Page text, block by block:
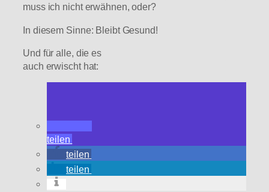
muss ich nicht erwähnen, oder?
In diesem Sinne: Bleibt Gesund!
Und für alle, die es
auch erwischt hat:
teilen
teilen
teilen